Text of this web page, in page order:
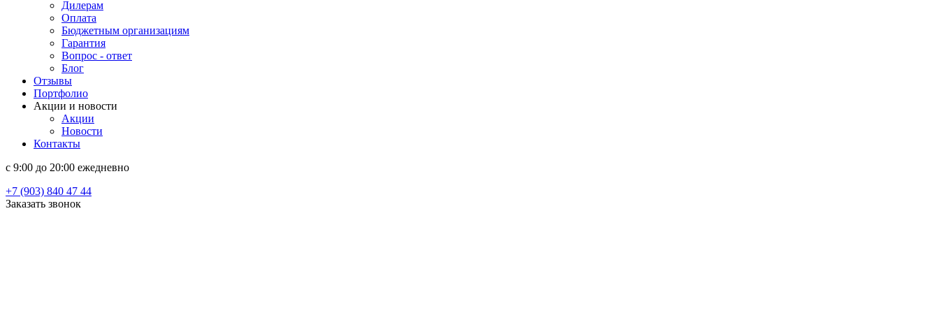
Дилерам
Оплата
Бюджетным организациям
Гарантия
Вопрос - ответ
Блог
Отзывы
Портфолио
Акции и новости
Акции
Новости
Контакты
c 9:00 до 20:00 ежедневно
+7 (903) 840 47 44
Заказать звонок